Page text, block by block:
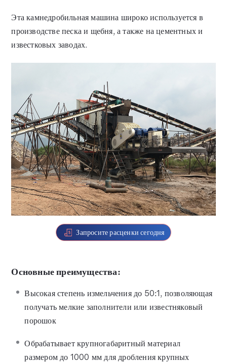
Эта камнедробильная машина широко используется в
производстве песка и щебня, а также на цементных и
известковых заводах.
Запросите расценки сегодня
Основные преимущества:
Высокая степень измельчения до 50:1, позволяющая
получать мелкие заполнители или известняковый
порошок
Обрабатывает крупногабаритный материал
размером до 1000 мм для дробления крупных